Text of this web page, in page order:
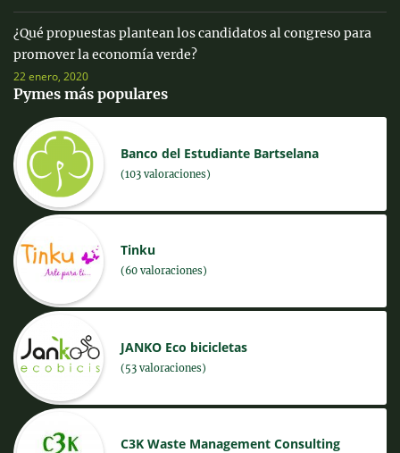
¿Qué propuestas plantean los candidatos al congreso para
promover la economía verde?
22 enero, 2020
Pymes más populares
Banco del Estudiante Bartselana
(103 valoraciones)
Tinku
(60 valoraciones)
JANKO Eco bicicletas
(53 valoraciones)
C3K Waste Management Consulting